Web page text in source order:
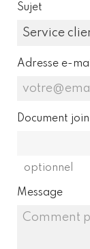
Sujet
Adresse e-
Document
optionnel
Message